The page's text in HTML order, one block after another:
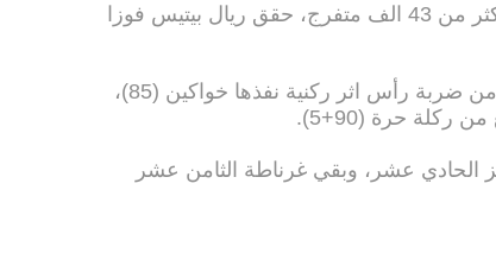
وعلى ملعب مانويل رويز دي لوبيرا وامام اكثر من 43 الف متفرج، حقق ريال بيتيس فوزا
وسجل السنغالي الفريد ندياي الهدف الاول من ضربة رأس اثر ركنية نفذها خواكين (85)،
حرة (90+5).
نقطة في المركز الحادي عشر، وبقي غرناطة الثامن عشر